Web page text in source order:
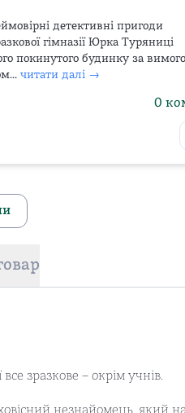
детективні пригоди
гімназії Юрка Туряниці
покинутого будинку за
читати далі →
0
зразкове – окрім учнів.